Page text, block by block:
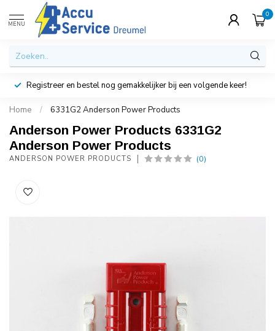
MENU
0
Registreer en bestel nog gemakkelijker bij een volgende keer!
Home / 6331G2 Anderson Power Products
Anderson Power Products 6331G2
Anderson Power Products
ANDERSON POWER PRODUCTS (0)